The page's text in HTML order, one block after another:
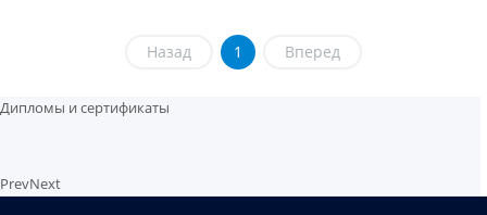
Назад 1 Вперед
Дипломы и сертификаты
PrevNext